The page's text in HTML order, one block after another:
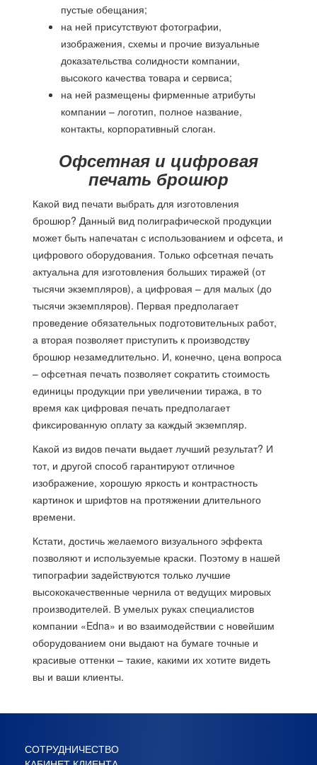
пустые обещания;
на ней присутствуют фотографии,
изображения, схемы и прочие визуальные
доказательства солидности компании,
высокого качества товара и сервиса;
на ней размещены фирменные атрибуты
компании – логотип, полное название,
контакты, корпоративный слоган.
Офсетная и цифровая
печать брошюр
Какой вид печати выбрать для изготовления
брошюр? Данный вид полиграфической продукции
может быть напечатан с использованием и офсета, и
цифрового оборудования. Только офсетная печать
актуальна для изготовления больших тиражей (от
тысячи экземпляров), а цифровая – для малых (до
тысячи экземпляров). Первая предполагает
проведение обязательных подготовительных работ,
а вторая позволяет приступить к производству
брошюр незамедлительно. И, конечно, цена вопроса
– офсетная печать позволяет сократить стоимость
единицы продукции при увеличении тиража, в то
время как цифровая печать предполагает
фиксированную оплату за каждый экземпляр.
Какой из видов печати выдает лучший результат? И
тот, и другой способ гарантируют отличное
изображение, хорошую яркость и контрастность
картинок и шрифтов на протяжении длительного
времени.
Кстати, достичь желаемого визуального эффекта
позволяют и используемые краски. Поэтому в нашей
типографии задействуются только лучшие
высококачественные чернила от ведущих мировых
производителей. В умелых руках специалистов
компании «Edna» и во взаимодействии с новейшим
оборудованием они выдают на бумаге точные и
красивые оттенки – такие, какими их хотите видеть
вы и ваши клиенты.
СОТРУДНИЧЕСТВО